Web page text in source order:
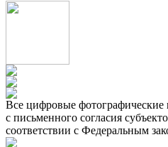
Все цифровые
с письменного согласия
соответствии с Федеральным